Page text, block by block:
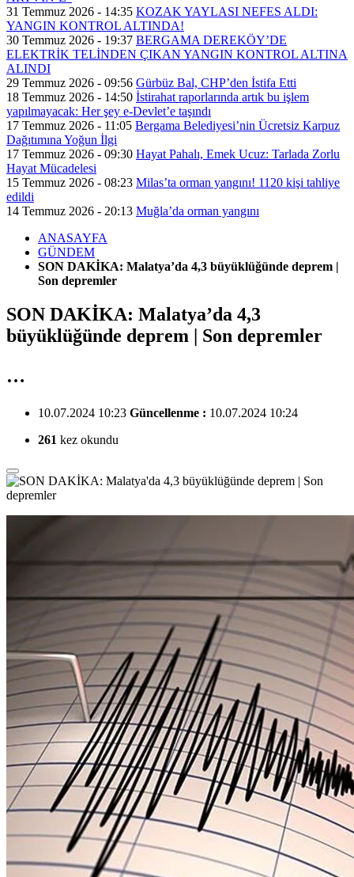
31 Temmuz 2026 - 14:35 KOZAK YAYLASI NEFES ALDI:
YANGIN KONTROL ALTINDA!
30 Temmuz 2026 - 19:37 BERGAMA DEREKÖY’DE
ELEKTRİK TELİNDEN ÇIKAN YANGIN KONTROL ALTINA
ALINDI
29 Temmuz 2026 - 09:56 Gürbüz Bal, CHP’den İstifa Etti
18 Temmuz 2026 - 14:50 İstirahat raporlarında artık bu işlem
yapılmayacak: Her şey e-Devlet’e taşındı
17 Temmuz 2026 - 11:05 Bergama Belediyesi’nin Ücretsiz Karpuz
Dağıtımına Yoğun İlgi
17 Temmuz 2026 - 09:30 Hayat Pahalı, Emek Ucuz: Tarlada Zorlu
Hayat Mücadelesi
15 Temmuz 2026 - 08:23 Milas’ta orman yangını! 1120 kişi tahliye
edildi
14 Temmuz 2026 - 20:13 Muğla’da orman yangını
ANASAYFA
GÜNDEM
SON DAKİKA: Malatya’da 4,3 büyüklüğünde deprem |
Son depremler
SON DAKİKA: Malatya’da 4,3
büyüklüğünde deprem | Son depremler
…
10.07.2024 10:23 Güncellenme : 10.07.2024 10:24
261 kez okundu